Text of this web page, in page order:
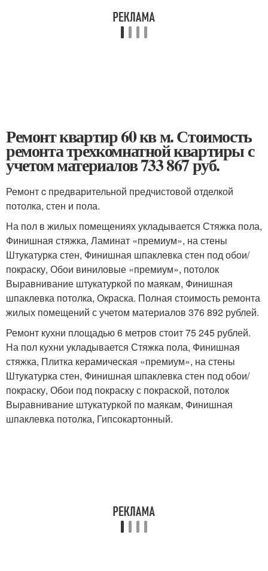
Ремонт квартир 60 кв м. Стоимость
ремонта трехкомнатной квартиры с
учетом материалов 733 867 руб.
Ремонт c предварительной предчистовой отделкой
потолка, стен и пола.
На пол в жилых помещениях укладывается Стяжка пола,
Финишная стяжка, Ламинат «премиум», на стены
Штукатурка стен, Финишная шпаклевка стен под обои/
покраску, Обои виниловые «премиум», потолок
Выравнивание штукатуркой по маякам, Финишная
шпаклевка потолка, Окраска. Полная стоимость ремонта
жилых помещений с учетом материалов 376 892 рублей.
Ремонт кухни площадью 6 метров стоит 75 245 рублей.
На пол кухни укладывается Стяжка пола, Финишная
стяжка, Плитка керамическая «премиум», на стены
Штукатурка стен, Финишная шпаклевка стен под обои/
покраску, Обои под покраску с покраской, потолок
Выравнивание штукатуркой по маякам, Финишная
шпаклевка потолка, Гипсокартонный.